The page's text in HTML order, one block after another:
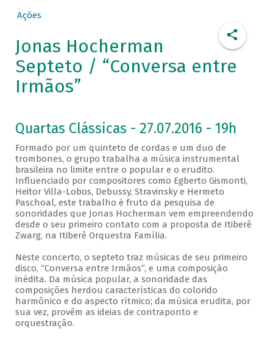
Ações
Jonas Hocherman
Septeto / “Conversa entre
Irmãos”
Quartas Clássicas - 27.07.2016 - 19h
Formado por um quinteto de cordas e um duo de
trombones, o grupo trabalha a música instrumental
brasileira no limite entre o popular e o erudito.
Influenciado por compositores como Egberto Gismonti,
Heitor Villa-Lobos, Debussy, Stravinsky e Hermeto
Paschoal, este trabalho é fruto da pesquisa de
sonoridades que Jonas Hocherman vem empreendendo
desde o seu primeiro contato com a proposta de Itiberê
Zwarg, na Itiberê Orquestra Família.
Neste concerto, o septeto traz músicas de seu primeiro
disco, “Conversa entre Irmãos”, e uma composição
inédita. Da música popular, a sonoridade das
composições herdou características do colorido
harmônico e do aspecto rítmico; da música erudita, por
sua vez, provêm as ideias de contraponto e
orquestração.